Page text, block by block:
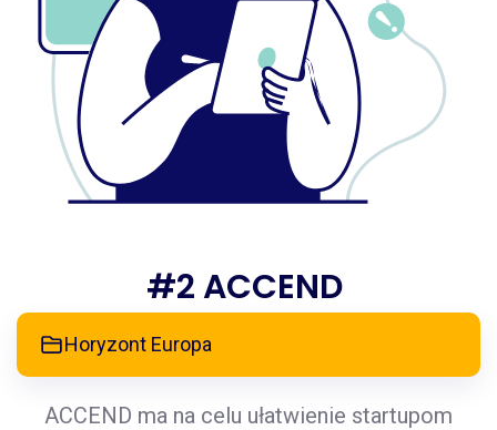
#2 ACCEND
Horyzont Europa
ACCEND ma na celu ułatwienie startupom